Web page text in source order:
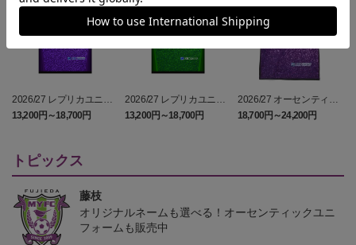
2026/27 レプリカユニフ
ォーム FP 1st
13,200円～18,700円
2026/27 レプリカユニフ
ォーム GK 2nd
13,200円～18,700円
2026/27 オーセンティッ
クユニフォーム FP 1st
18,700円～24,200円
トピックス
藤枝
オリジナルネームも選べる！オーセンティックユニ
フォームも販売中